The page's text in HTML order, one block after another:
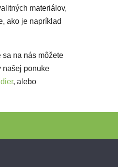
materiálov,
ako je napríklad
na nás môžete
našej ponuke
, alebo